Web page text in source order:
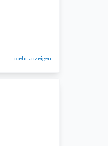
mehr anzeigen